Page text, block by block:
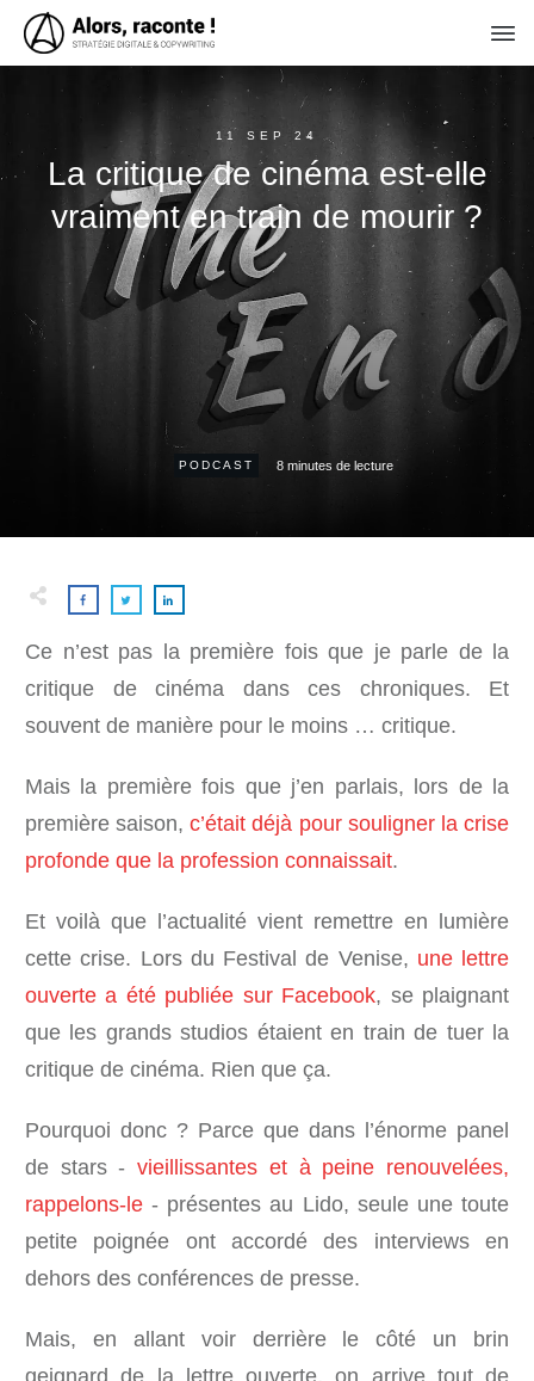
11 SEP 24
La critique de cinéma est-elle
vraiment en train de mourir ?
PODCAST 8minutes de lecture
Ce n’est pas la première fois que je parle de la
critique de cinéma dans ces chroniques. Et
souvent de manière pour le moins … critique.
Mais la première fois que j’en parlais, lors de la
première saison,c’était déjà pour souligner la crise
profonde que la profession connaissait.
Et voilà que l’actualité vient remettre en lumière
cette crise. Lors du Festival de Venise, une lettre
ouverte a été publiée sur Facebook, se plaignant
que les grands studios étaient en train de tuer la
critique de cinéma. Rien que ça.
Pourquoi donc ? Parce que dans l’énorme panel
de stars -vieillissantes et à peine renouvelées,
rappelons-le - présentes au Lido, seule une toute
petite poignée ont accordé des interviews en
dehors des conférences de presse.
Mais, en allant voir derrière le côté un brin